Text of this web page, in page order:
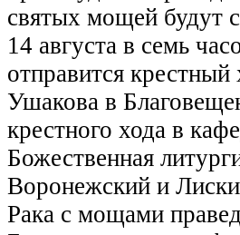
святых мощей будут
14 августа в семь
отправится
Ушакова в
крестного хода в
Божественная
Воронежский и
Рака с мощами